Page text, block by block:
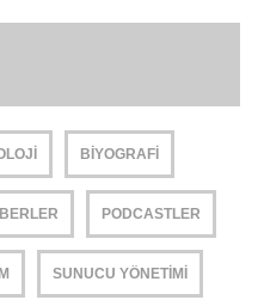
BIYOGRAFI
PODCASTLER
SUNUCU YÖNETIMI